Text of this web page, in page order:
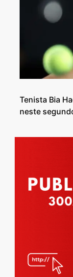
Tenista Bia
neste